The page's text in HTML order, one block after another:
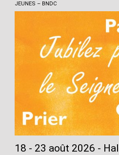
JEUNES – BNDC
18 - 23 août 2026 - Halte chantante à